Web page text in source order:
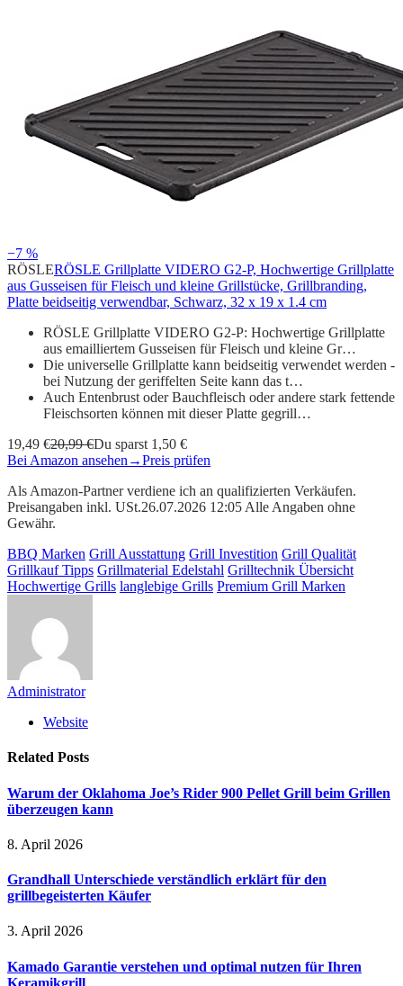
−7 %
RÖSLERÖSLE Grillplatte VIDERO G2-P, Hochwertige Grillplatte
aus Gusseisen für Fleisch und kleine Grillstücke, Grillbranding,
Platte beidseitig verwendbar, Schwarz, 32 x 19 x 1.4 cm
RÖSLE Grillplatte VIDERO G2-P: Hochwertige Grillplatte
aus emailliertem Gusseisen für Fleisch und kleine Gr…
Die universelle Grillplatte kann beidseitig verwendet werden -
bei Nutzung der geriffelten Seite kann das t…
Auch Entenbrust oder Bauchfleisch oder andere stark fettende
Fleischsorten können mit dieser Platte gegrill…
19,49 €20,99 €Du sparst 1,50 €
Bei Amazon ansehen →Preis prüfen
Als Amazon-Partner verdiene ich an qualifizierten Verkäufen.
Preisangaben inkl. USt.26.07.2026 12:05 Alle Angaben ohne
Gewähr.
BBQ Marken Grill Ausstattung Grill Investition Grill Qualität
Grillkauf Tipps Grillmaterial Edelstahl Grilltechnik Übersicht
Hochwertige Grills langlebige Grills Premium Grill Marken
Administrator
Website
Related Posts
Warum der Oklahoma Joe’s Rider 900 Pellet Grill beim Grillen
überzeugen kann
8. April 2026
Grandhall Unterschiede verständlich erklärt für den
grillbegeisterten Käufer
3. April 2026
Kamado Garantie verstehen und optimal nutzen für Ihren
Keramikgrill